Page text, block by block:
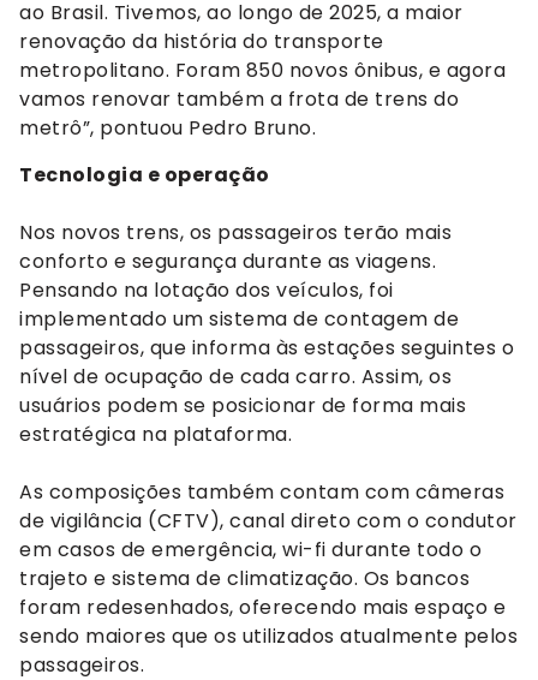
ao Brasil. Tivemos, ao longo de 2025, a maior
renovação da história do transporte
metropolitano. Foram 850 novos ônibus, e agora
vamos renovar também a frota de trens do
metrô”, pontuou Pedro Bruno.
Tecnologia e operação
Nos novos trens, os passageiros terão mais
conforto e segurança durante as viagens.
Pensando na lotação dos veículos, foi
implementado um sistema de contagem de
passageiros, que informa às estações seguintes o
nível de ocupação de cada carro. Assim, os
usuários podem se posicionar de forma mais
estratégica na plataforma.
As composições também contam com câmeras
de vigilância (CFTV), canal direto com o condutor
em casos de emergência, wi-fi durante todo o
trajeto e sistema de climatização. Os bancos
foram redesenhados, oferecendo mais espaço e
sendo maiores que os utilizados atualmente pelos
passageiros.